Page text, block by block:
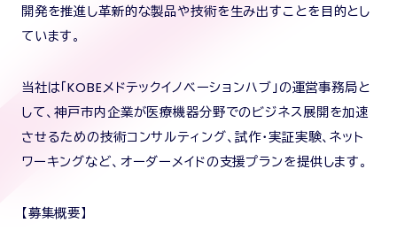
開発を推進し革新的な製品や技術を生み出すことを目的とし
ています。
当社は「KOBEメドテックイノベーションハブ」の運営事務局と
して、神戸市内企業が医療機器分野でのビジネス展開を加速
させるための技術コンサルティング、試作・実証実験、ネット
ワーキングなど、オーダーメイドの支援プランを提供します。
【募集概要】